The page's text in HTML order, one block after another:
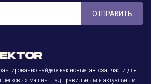
ОТПРАВИТЬ
найдёте как новые, автозапчасти для
легковых машин. Над правильным и актуальным